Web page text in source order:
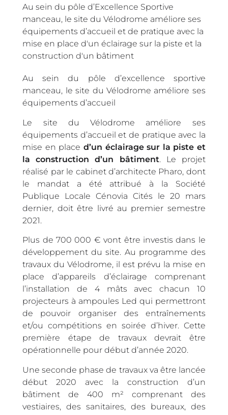
Au sein du pôle d’Excellence Sportive
manceau, le site du Vélodrome améliore ses
équipements d’accueil et de pratique avec la
mise en place d'un éclairage sur la piste et la
construction d'un bâtiment
Au sein du pôle d’excellence sportive
manceau, le site du Vélodrome améliore ses
équipements d’accueil
Le site du Vélodrome améliore ses
équipements d’accueil et de pratique avec la
mise en place d’un éclairage sur la piste et
la construction d’un bâtiment. Le projet
réalisé par le cabinet d’architecte Pharo, dont
le mandat a été attribué à la Société
Publique Locale Cénovia Cités le 20 mars
dernier, doit être livré au premier semestre
2021.
Plus de 700 000 € vont être investis dans le
développement du site. Au programme des
travaux du Vélodrome, il est prévu la mise en
place d’appareils d’éclairage comprenant
l’installation de 4 mâts avec chacun 10
projecteurs à ampoules Led qui permettront
de pouvoir organiser des entraînements
et/ou compétitions en soirée d’hiver. Cette
première étape de travaux devrait être
opérationnelle pour début d’année 2020.
Une seconde phase de travaux va être lancée
début 2020 avec la construction d’un
bâtiment de 400 m² comprenant des
vestiaires, des sanitaires, des bureaux, des